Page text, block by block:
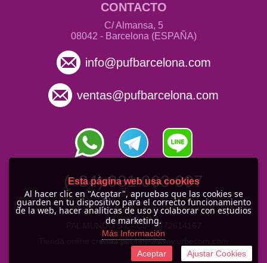
CONTACTO
C/ Almansa, 5
08042 - Barcelona (ESPAÑA)
info@pufbarcelona.com
ventas@pufbarcelona.com
(+34) 931 063 607
© 2010 -2026
PAL MUNDO S.L - CIF: B-72614167
Tienda online creada por http://www.urbecom.com
Esta página web usa cookies
Al hacer clic en "Aceptar", apruebas que las cookies se
guarden en tu dispositivo para el correcto funcionamiento
de la web, hacer analíticas de uso y colaborar con estudios
de marketing.
Más Información
Aceptar Ajustar Cookies